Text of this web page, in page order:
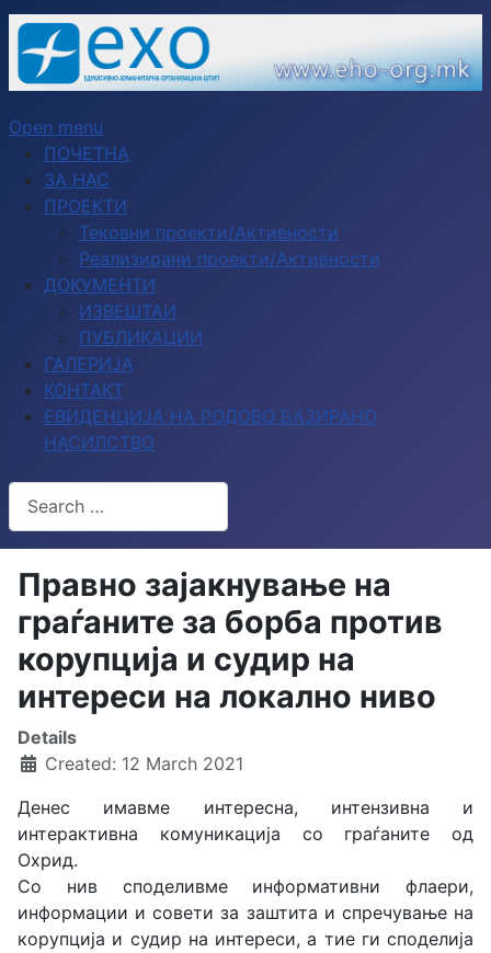
Open menu
ПОЧЕТНА
ЗА НАС
ПРОЕКТИ
Тековни проекти/Активности
Реализирани проекти/Активности
ДОКУМЕНТИ
ИЗВЕШТАИ
ПУБЛИКАЦИИ
ГАЛЕРИЈА
КОНТАКТ
ЕВИДЕНЦИЈА НА РОДОВО БАЗИРАНО
НАСИЛСТВО
Search
Type 2 or more characters for results.
Правно зајакнување на
граѓаните за борба против
корупција и судир на
интереси на локално ниво
Details
Created: 12 March 2021
Денес имавме интересна, интензивна и
интерактивна комуникација со граѓаните од
Охрид.
Со нив споделивме информативни флаери,
информации и совети за заштита и спречување на
корупција и судир на интереси, а тие ги споделија